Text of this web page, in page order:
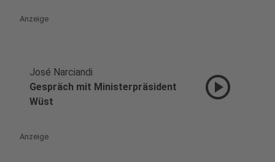
Anzeige
José Narciandi
Gespräch mit Ministerpräsident
Wüst
play_circle
Anzeige